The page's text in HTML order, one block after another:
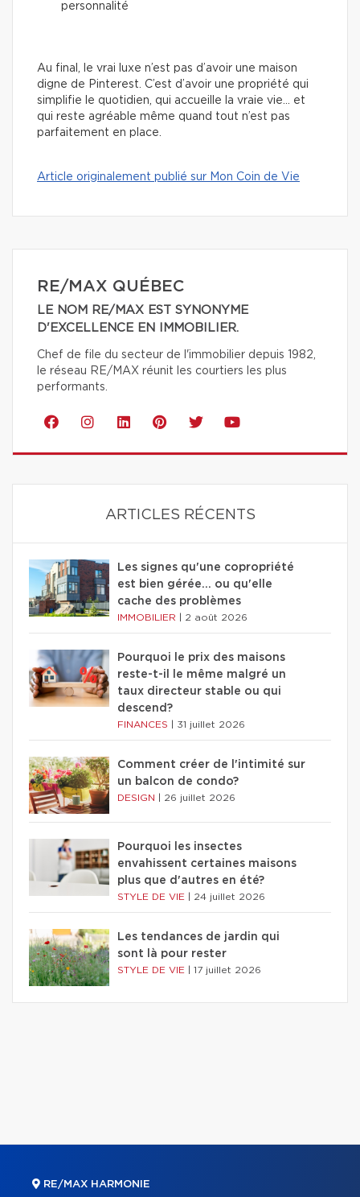
personnalité
Au final, le vrai luxe n’est pas d’avoir une maison
digne de Pinterest. C’est d’avoir une propriété qui
simplifie le quotidien, qui accueille la vraie vie… et
qui reste agréable même quand tout n’est pas
parfaitement en place.
Article originalement publié sur Mon Coin de Vie
RE/MAX QUÉBEC
LE NOM RE/MAX EST SYNONYME
D'EXCELLENCE EN IMMOBILIER.
Chef de file du secteur de l'immobilier depuis 1982,
le réseau RE/MAX réunit les courtiers les plus
performants.
ARTICLES RÉCENTS
Les signes qu'une copropriété
est bien gérée… ou qu'elle
cache des problèmes
IMMOBILIER 2 août 2026
Pourquoi le prix des maisons
reste-t-il le même malgré un
taux directeur stable ou qui
descend?
FINANCES 31 juillet 2026
Comment créer de l'intimité sur
un balcon de condo?
DESIGN 26 juillet 2026
Pourquoi les insectes
envahissent certaines maisons
plus que d'autres en été?
STYLE DE VIE 24 juillet 2026
Les tendances de jardin qui
sont là pour rester
STYLE DE VIE 17 juillet 2026
RE/MAX HARMONIE